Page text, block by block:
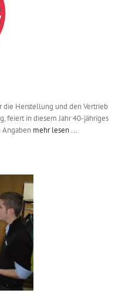
die Herstellung und den Vertrieb
feiert in diesem Jahr 40-jähriges
Angaben mehr lesen ...